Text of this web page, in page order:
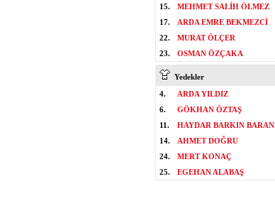
15.
MEHMET SALİH ÖLMEZ
17.
ARDA EMRE BEKMEZCİ
22.
MURAT ÖLÇER
23.
OSMAN ÖZÇAKA
Yedekler
4.
ARDA YILDIZ
6.
GÖKHAN ÖZTAŞ
11.
HAYDAR BARKIN BARAN
14.
AHMET DOĞRU
24.
MERT KONAÇ
25.
EGEHAN ALABAŞ